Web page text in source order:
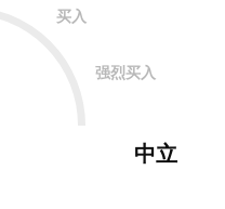
买入
强烈买入
中立